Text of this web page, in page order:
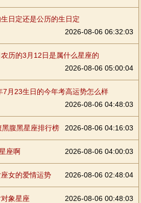
日定还是公历的生日定
2026-08-06 06:32:03
历的3月12日是属什么星座的
2026-08-06 05:00:04
7月23生日的今年考高运势怎么样
2026-08-06 04:48:03
腹黑星座排行榜 2026-08-06 04:16:03
座啊 2026-08-06 04:00:03
女的爱情运势 2026-08-06 02:48:04
象星座 2026-08-06 00:48:03